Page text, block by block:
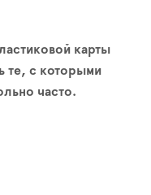
карты
те, с которыми
часто.